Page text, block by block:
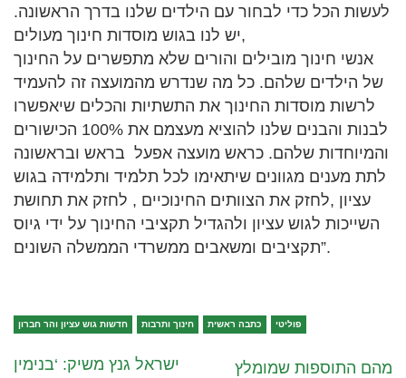
לעשות הכל כדי לבחור עם הילדים שלנו בדרך הראשונה.
יש לנו בגוש מוסדות חינוך מעולים,
אנשי חינוך מובילים והורים שלא מתפשרים על החינוך
של הילדים שלהם. כל מה שנדרש מהמועצה זה להעמיד
לרשות מוסדות החינוך את התשתיות והכלים שיאפשרו
לבנות והבנים שלנו להוציא מעצמם את 100% הכישורים
והמיוחדות שלהם. כראש מועצה אפעל בראש ובראשונה
לתת מענים מגוונים שיתאימו לכל תלמיד ותלמידה בגוש
עציון ,לחזק את הצוותים החינוכיים , לחזק את תחושת
השייכות לגוש עציון ולהגדיל תקציבי החינוך על ידי גיוס
תקציבים ומשאבים ממשרדי הממשלה השונים”.
חדשות גוש עציון והר חברון חינוך ותרבות כתבה ראשית פוליטי
ישראל גנץ משיק: ‘בנימין
מהם התוספות שמומלץ